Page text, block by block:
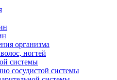
организма
ногтей
системы
сосудистой системы